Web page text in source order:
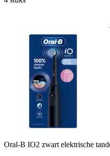
Oral-B IO2 zwart elektrische